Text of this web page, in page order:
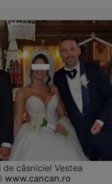
de căsnicie! Vestea
www.cancan.ro